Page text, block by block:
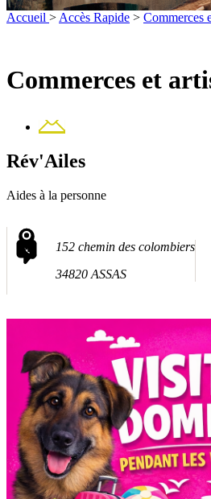
Accueil > Accès Rapide > Commerces
Commerces et
Contact
Rév'Ailes
Aides à la personne
152 chemin des colombiers
34820 ASSAS